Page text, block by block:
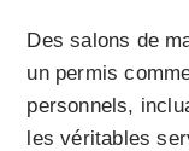
Des salons de
un permis
personnels,
les véritables